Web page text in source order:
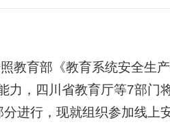
教育部《教育系统安全生
，四川省教育厅等7部门
进行，现就组织参加线上